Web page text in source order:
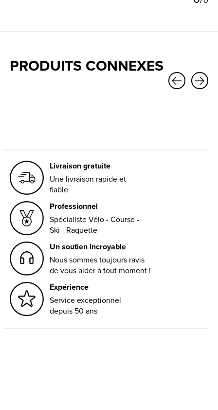
PRODUITS CONNEXES
Livraison gratuite
Une livraison rapide et
fiable
Professionnel
Spécialiste Vélo - Course -
Ski - Raquette
Un soutien incroyable
Nous sommes toujours ravis
de vous aider à tout moment !
Expérience
Service exceptionnel
depuis 50 ans